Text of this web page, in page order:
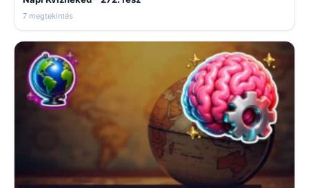
7 megtekintés